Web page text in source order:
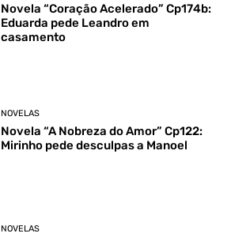
Novela “Coração Acelerado” Cp174b:
Eduarda pede Leandro em
casamento
NOVELAS
Novela “A Nobreza do Amor” Cp122:
Mirinho pede desculpas a Manoel
NOVELAS